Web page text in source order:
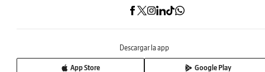
Descargar la app
App Store Google Play